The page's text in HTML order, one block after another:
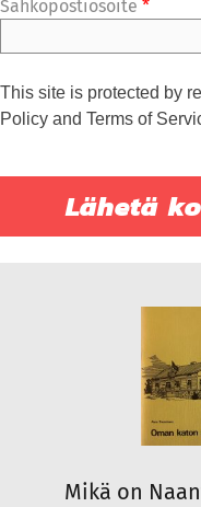
Sähköpostiosoite *
This site is protected by
Policy and Terms of
Mikä on